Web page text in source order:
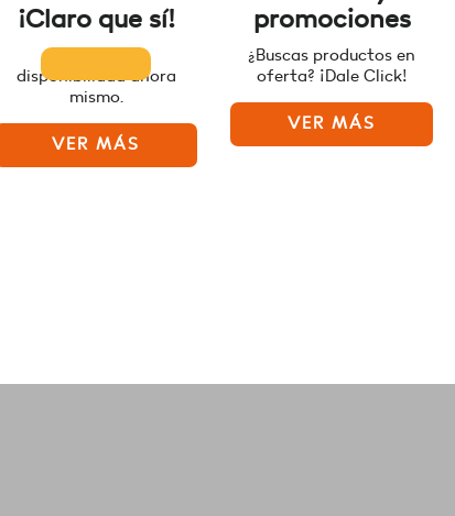
¡Claro que sí!
disponibilidad ahora
mismo.
VER MÁS
promociones
¿Buscas productos en
oferta? ¡Dale Click!
VER MÁS